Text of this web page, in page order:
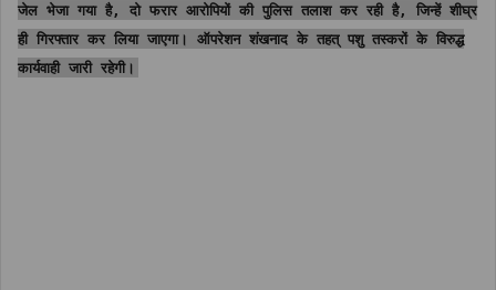
जेल भेजा गया है, दो फरार आरोपियों की पुलिस तलाश कर रही है, जिन्हें शीघ्र
ही गिरफ्तार कर लिया जाएगा। ऑपरेशन शंखनाद के तहत् पशु तस्करों के विरुद्ध
कार्यवाही जारी रहेगी।